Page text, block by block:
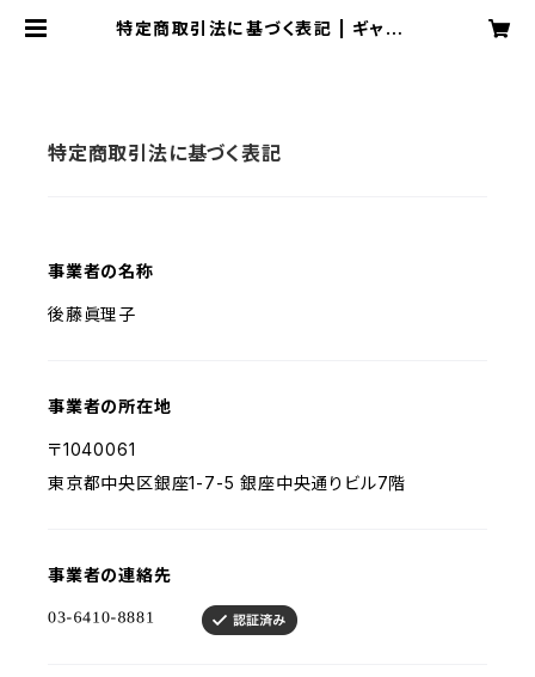
特定商取引法に基づく表記 | ギャラリ
特定商取引法に基づく表記
事業者の名称
後藤眞理子
事業者の所在地
〒1040061
東京都中央区銀座1-7-5 銀座中央通りビル7階
事業者の連絡先